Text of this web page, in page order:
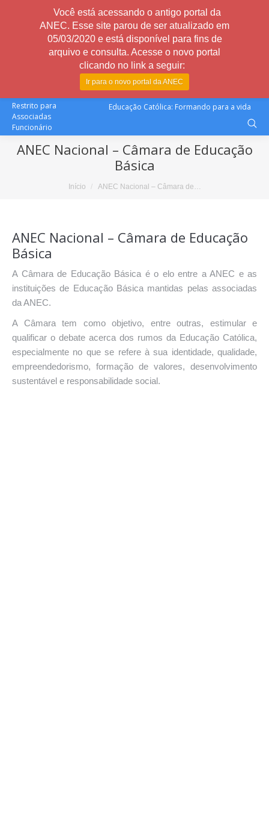
Restrito para
Associadas
Funcionário
Educação Católica: Formando para a vida
ANEC Nacional – Câmara de Educação
Básica
Você está aqui:Início ANEC Nacional – Câmara de…
ANEC Nacional – Câmara de Educação
Básica
A Câmara de Educação Básica é o elo entre a ANEC e as
instituições de Educação Básica mantidas pelas associadas
da ANEC.
A Câmara tem como objetivo, entre outras, estimular e
qualificar o debate acerca dos rumos da Educação Católica,
especialmente no que se refere à sua identidade, qualidade,
empreendedorismo, formação de valores, desenvolvimento
sustentável e responsabilidade social.
Você está acessando o antigo portal da
ANEC. Esse site parou de ser atualizado em
05/03/2020 e está disponível para fins de
arquivo e consulta. Acesse o novo portal
clicando no link a seguir:
Ir para o novo portal da ANEC